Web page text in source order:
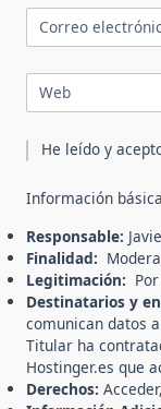
Correo
Web
He leído y
Información
Responsable:
Finalidad:
Legitimación:
Destinatarios y
comunican datos
Titular ha
Hostinger.es que
Derechos: